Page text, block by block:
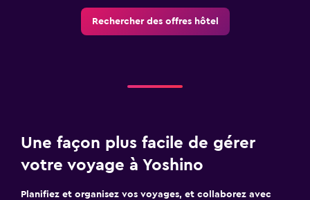
Rechercher des offres hôtel
Une façon plus facile de gérer
votre voyage à Yoshino
Planifiez et organisez vos voyages, et collaborez avec